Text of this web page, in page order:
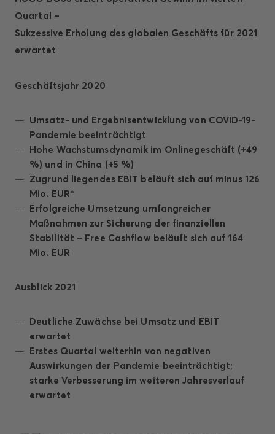
Quartal –
Sukzessive Erholung des globalen Geschäfts für 2021
erwartet
Geschäftsjahr 2020
Umsatz- und Ergebnisentwicklung von COVID-19-
Pandemie beeinträchtigt
Hohe Wachstumsdynamik im Onlinegeschäft (+49
%) und in China (+5 %)
Zugrund liegendes EBIT beläuft sich auf minus 126
Mio. EUR*
Erfolgreiche Umsetzung umfangreicher
Maßnahmen zur Sicherung der finanziellen
Stabilität – Free Cashflow beläuft sich auf 164
Mio. EUR
Ausblick 2021
Deutliche Zuwächse bei Umsatz und EBIT
erwartet
Erstes Quartal weiterhin von negativen
Auswirkungen der Pandemie beeinträchtigt;
starke Verbesserung im weiteren Jahresverlauf
erwartet